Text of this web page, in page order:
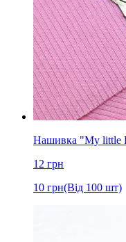
Нашивка "My little
12 грн
10 грн(Від 100 шт)